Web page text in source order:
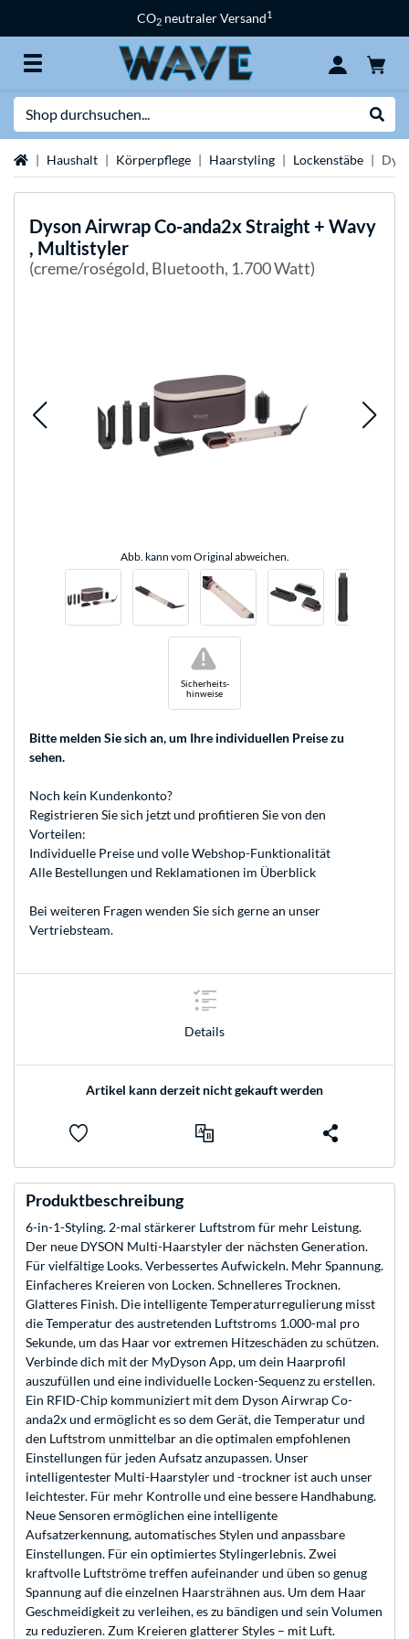
CO2 neutraler Versand1
StartseiteHaushalt Körperpflege Haarstyling Lockenstäbe
DysonAirwrap Co-anda2x Straight + Wavy
, Multistyler
(creme/roségold, Bluetooth, 1.700 Watt)
Abb. kann vom Original abweichen.
Sicherheits-
hinweise
!
Bitte melden Sie sich an, um Ihre individuellen Preise zu
sehen.
Noch kein Kundenkonto?
Registrieren Sie sich jetzt und profitieren Sie von den
Vorteilen:
Individuelle Preise und volle Webshop-Funktionalität
Alle Bestellungen und Reklamationen im Überblick
Bei weiteren Fragen wenden Sie sich gerne an unser
Vertriebsteam.
Details
Artikel kann derzeit nicht gekauft werden
Produktbeschreibung
6-in-1-Styling. 2-mal stärkerer Luftstrom für mehr Leistung.
Der neue DYSON Multi-Haarstyler der nächsten Generation.
Für vielfältige Looks. Verbessertes Aufwickeln. Mehr Spannung.
Einfacheres Kreieren von Locken. Schnelleres Trocknen.
Glatteres Finish. Die intelligente Temperaturregulierung misst
die Temperatur des austretenden Luftstroms 1.000-mal pro
Sekunde, um das Haar vor extremen Hitzeschäden zu schützen.
Verbinde dich mit der MyDyson App, um dein Haarprofil
auszufüllen und eine individuelle Locken-Sequenz zu erstellen.
Ein RFID-Chip kommuniziert mit dem Dyson Airwrap Co-
anda2x und ermöglicht es so dem Gerät, die Temperatur und
den Luftstrom unmittelbar an die optimalen empfohlenen
Einstellungen für jeden Aufsatz anzupassen. Unser
intelligentester Multi-Haarstyler und -trockner ist auch unser
leichtester. Für mehr Kontrolle und eine bessere Handhabung.
Neue Sensoren ermöglichen eine intelligente
Aufsatzerkennung, automatisches Stylen und anpassbare
Einstellungen. Für ein optimiertes Stylingerlebnis. Zwei
kraftvolle Luftströme treffen aufeinander und üben so genug
Spannung auf die einzelnen Haarsträhnen aus. Um dem Haar
Geschmeidigkeit zu verleihen, es zu bändigen und sein Volumen
zu reduzieren. Zum Kreieren glatterer Styles – mit Luft.